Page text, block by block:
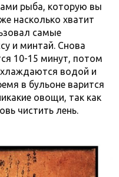
рыба, которую вы
насколько хватит
самые
и минтай. Снова
10-15 минут, потом
водой и
в бульоне варится
овощи, так как
чистить лень.